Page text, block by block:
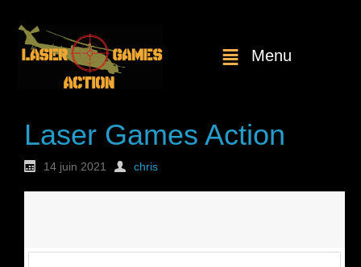
Menu
Laser Games Action
14 juin 2021 chris